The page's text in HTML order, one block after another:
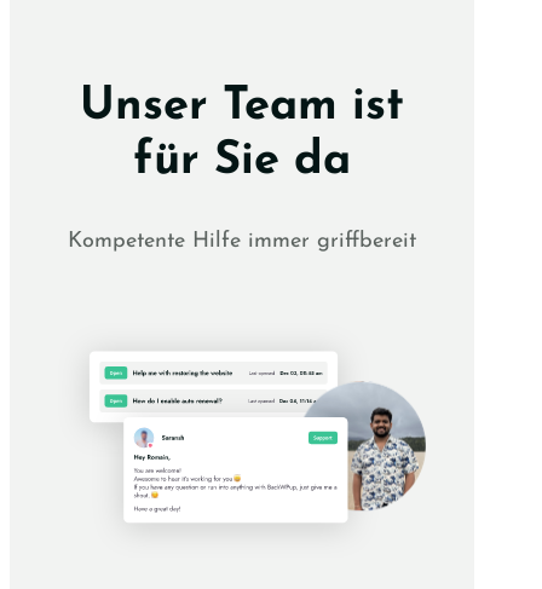
Unser Team ist
für Sie da
Kompetente Hilfe immer griffbereit